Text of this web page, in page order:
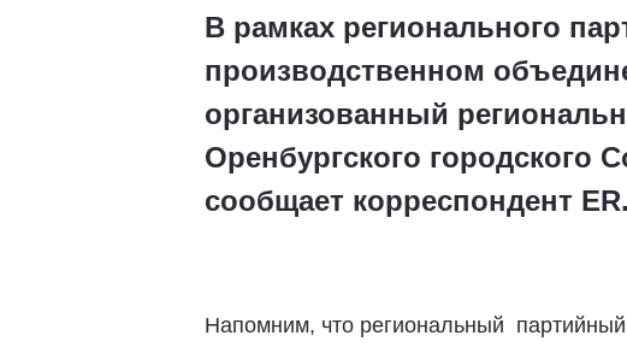
В рамках регионального
производственном
организованный
Оренбургского
сообщает корреспондент
Напомним, что региональный партийный